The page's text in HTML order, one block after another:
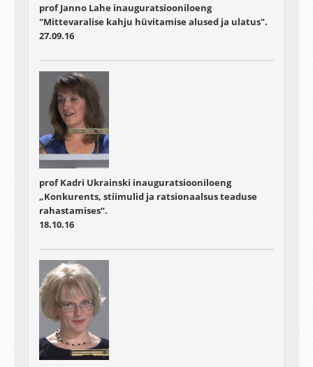
prof Janno Lahe inauguratsiooniloeng
"Mittevaralise kahju hüvitamise alused ja ulatus".
27.09.16
prof Kadri Ukrainski inauguratsiooniloeng
„Konkurents, stiimulid ja ratsionaalsus teaduse
rahastamises“.
18.10.16